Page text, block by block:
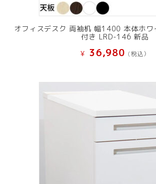
オフィスデスク 両袖机 幅1400 本体ホ
付き LRD-146 新品
¥ 36,980 (税込）